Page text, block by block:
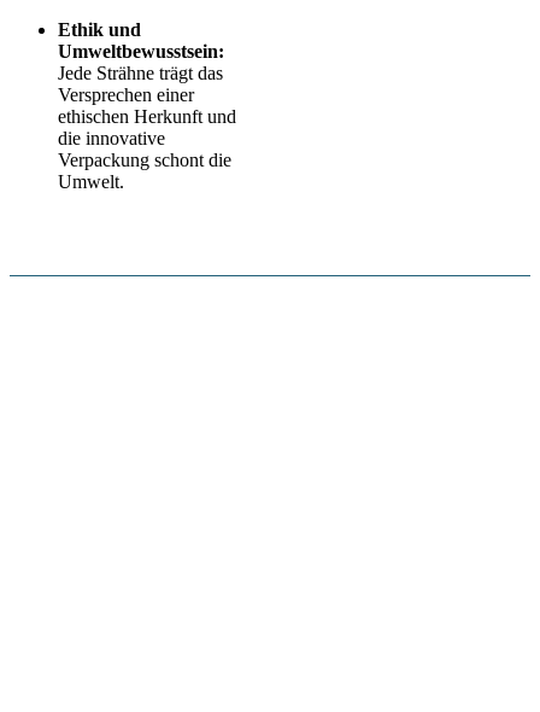
Ethik und
Umweltbewusstsein:
Jede Strähne trägt das
Versprechen einer
ethischen Herkunft und
die innovative
Verpackung schont die
Umwelt.